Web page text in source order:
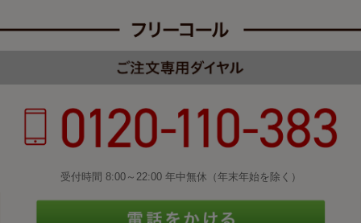
受付時間 8:00～22:00 年中無休（年末年始を除く）